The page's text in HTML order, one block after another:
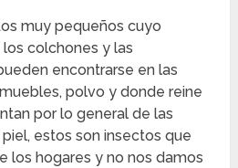
muy pequeños cuyo
colchones y las
encontrarse en las
polvo y donde reine
por lo general de las
estos son insectos que
los hogares y no nos damos